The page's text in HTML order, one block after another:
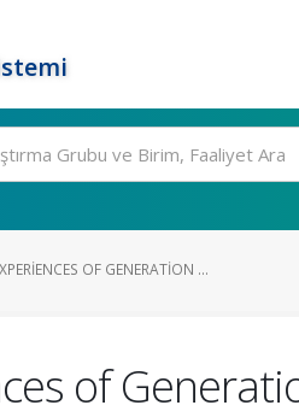
OF GENERATION ...
of